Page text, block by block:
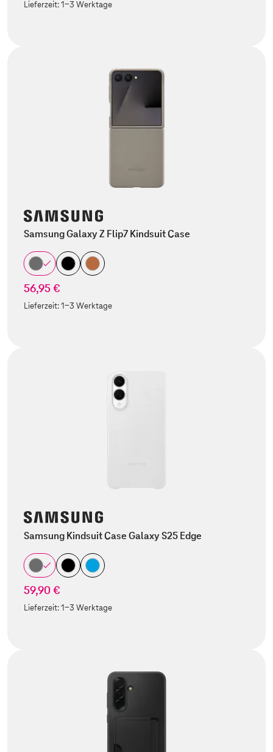
Lieferzeit:1-3 Werktage
Samsung Galaxy Z Flip7 Kindsuit Case
56,95 €
Lieferzeit:1-3 Werktage
Samsung Kindsuit Case Galaxy S25 Edge
59,90 €
Lieferzeit:1-3 Werktage